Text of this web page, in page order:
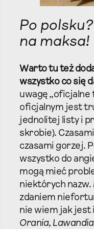
Po
na maksa!
Warto tu też
wszystko co się
uwagę „oficjalne
oficjalnym jest
jednolitej listy i
skrobie).
czasami gorzej.
wszystko do
mogą mieć
niektórych nazw.
zdaniem
nie wiem jak jest
Orania, Lawandia